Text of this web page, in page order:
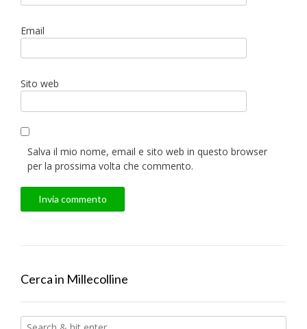
Email
Sito web
Salva il mio nome, email e sito web in questo browser
per la prossima volta che commento.
Cerca in Millecolline